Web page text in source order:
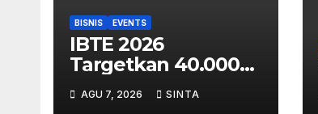
BISNIS EVENTS
IBTE 2026
Targetkan 40.000
Buyer Global,
Indonesia Kian
AGU 7, 2026 SINTA